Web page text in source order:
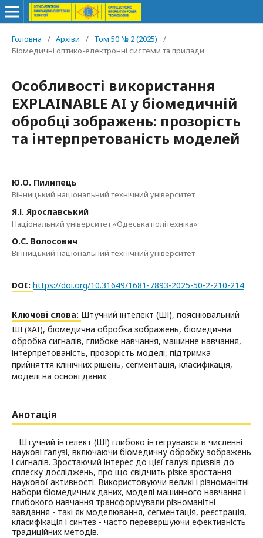
Головна / Архіви / Том 50 № 2 (2025)
/
Біомедичні оптико-електронні системи та прилади
Особливості використання
EXPLAINABLE AI у біомедичній
обробці зображень: прозорість
та інтерпретованість моделей
Ю.О. Пилипець
Вінницький національний технічний університет
Я.І. Ярославський
Національний університет «Одеська політехніка»
О.С. Волосович
Вінницький національний технічний університет
DOI: https://doi.org/10.31649/1681-7893-2025-50-2-210-214
Ключові слова: Штучний інтелект (ШІ), пояснювальний
ШІ (XAI), біомедична обробка зображень, біомедична
обробка сигналів, глибоке навчання, машинне навчання,
інтерпретованість, прозорість моделі, підтримка
прийняття клінічних рішень, сегментація, класифікація,
моделі на основі даних
Анотація
Штучний інтелект (ШІ) глибоко інтегрувався в численні
наукові галузі, включаючи біомедичну обробку зображень
і сигналів. Зростаючий інтерес до цієї галузі призвів до
сплеску досліджень, про що свідчить різке зростання
наукової активності. Використовуючи великі і різноманітні
набори біомедичних даних, моделі машинного навчання і
глибокого навчання трансформували різноманітні
завдання - такі як моделювання, сегментація, реєстрація,
класифікація і синтез - часто перевершуючи ефективність
традиційних методів.